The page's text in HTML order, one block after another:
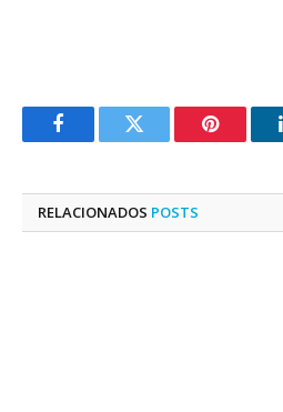
FacebookTwitter Pinterest
RELACIONADOS POSTS